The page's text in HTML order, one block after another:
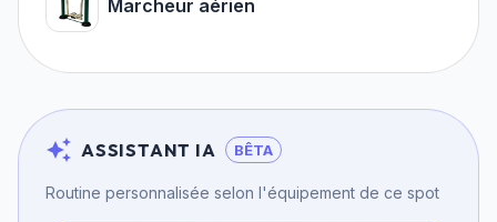
Marcheur aérien
ASSISTANT IA BÊTA
Routine personnalisée selon l'équipement de ce spot